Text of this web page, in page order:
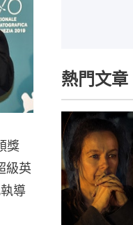
獎
級英
導
熱門文章